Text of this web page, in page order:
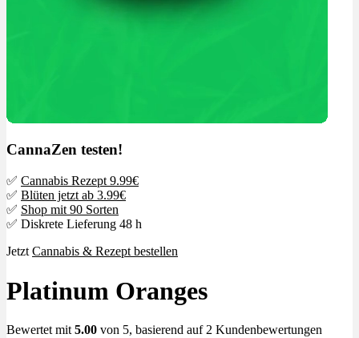
CannaZen testen!
✅ Cannabis Rezept 9.99€
✅ Blüten jetzt ab 3.99€
✅ Shop mit 90 Sorten
✅ Diskrete Lieferung 48 h
Jetzt Cannabis & Rezept bestellen
Platinum Oranges
Bewertet mit 5.00 von 5, basierend auf 2 Kundenbewertungen